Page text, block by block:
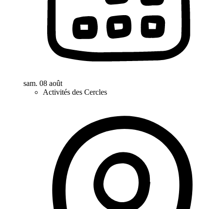
sam. 08 août
Activités des Cercles